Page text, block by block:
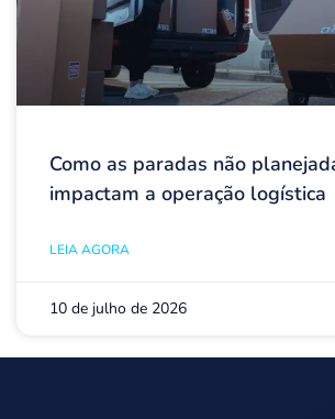
Como as paradas não
impactam a operação logística
LEIA AGORA
10 de julho de 2026